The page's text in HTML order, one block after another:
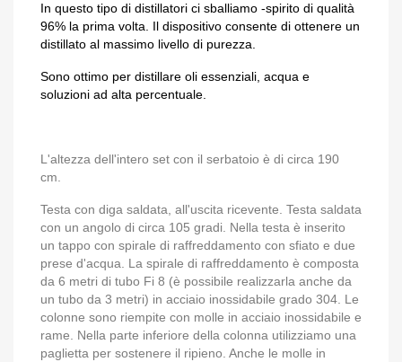
In questo tipo di distillatori ci sballiamo -spirito di qualità
96% la prima volta. Il dispositivo consente di ottenere un
distillato al massimo livello di purezza.
Sono ottimo per distillare oli essenziali, acqua e
soluzioni ad alta percentuale.
L'altezza dell'intero set con il serbatoio è di circa 190
cm.
Testa con diga saldata, all'uscita ricevente. Testa saldata
con un angolo di circa 105 gradi. Nella testa è inserito
un tappo con spirale di raffreddamento con sfiato e due
prese d'acqua. La spirale di raffreddamento è composta
da 6 metri di tubo Fi 8 (è possibile realizzarla anche da
un tubo da 3 metri) in acciaio inossidabile grado 304. Le
colonne sono riempite con molle in acciaio inossidabile e
rame. Nella parte inferiore della colonna utilizziamo una
paglietta per sostenere il ripieno. Anche le molle in